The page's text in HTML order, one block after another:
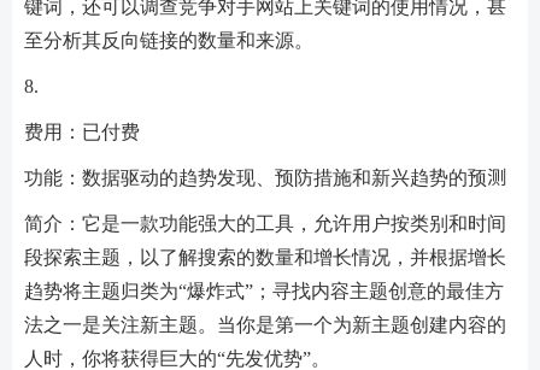
键词，还可以调查竞争对手网站上关键词的使用情况，甚
至分析其反向链接的数量和来源。
8.
费用：已付费
功能：数据驱动的趋势发现、预防措施和新兴趋势的预测
简介：它是一款功能强大的工具，允许用户按类别和时间
段探索主题，以了解搜索的数量和增长情况，并根据增长
趋势将主题归类为“爆炸式”；寻找内容主题创意的最佳方
法之一是关注新主题。当你是第一个为新主题创建内容的
人时，你将获得巨大的“先发优势”。